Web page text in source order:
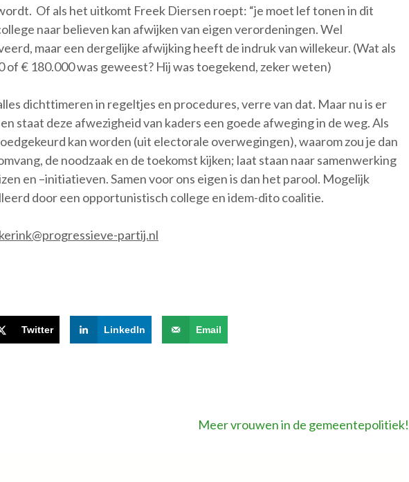
Of als het uitkomt Freek Diersen roept: “je moet lef tonen in dit
naar believen kan afwijken van eigen verordeningen. Wel
maar een dergelijke afwijking heeft de indruk van willekeur. (Wat als
of € 180.000 was geweest? Hij was toegekend, zeker weten)
dichttimeren in regeltjes en procedures, verre van dat. Maar nu is er
staat deze afwezigheid van kaders een goede afweging in de weg. Als
kan worden (uit electorale overwegingen), waarom zou je dan
de noodzaak en de toekomst kijken; laat staan naar samenwerking
en –initiatieven. Samen voor ons eigen is dan het parool. Mogelijk
door een opportunistisch college en idem-dito coalitie.
partij.nl
Twitter LinkedIn Email
Meer vrouwen in de gemeentepolitiek!